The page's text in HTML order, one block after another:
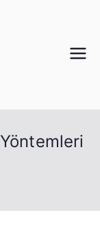
Yöntemleri